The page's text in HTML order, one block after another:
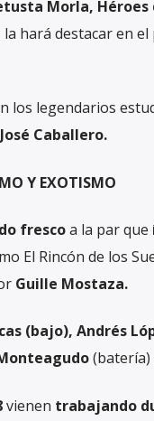
Morla, Héroes
hará destacar en
los legendarios
José Caballero.
Y EXOTISMO
frescoa la par que
El Rincón de los
Guille Mostaza.
(bajo), Andrés
(batería)
vienen trabajando